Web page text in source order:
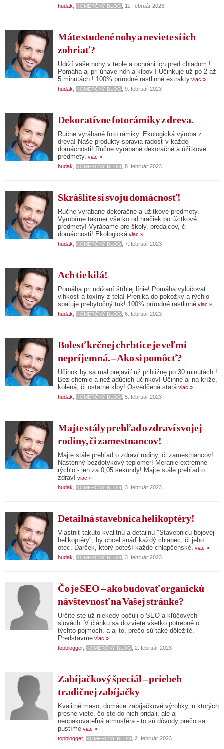
hudak
KOMERČNÝ BLOG , 11. február 2023
Máte studené nohy a neviete si ich
zohriať?
Udrží vaše nohy v teple a ochráni ich pred chladom !
Pomáha aj pri únave nôh a kĺbov ! Účinkuje už po 2 až
5 minutách ! 100% prírodné rastlinné extrakty viac »
hudak
KOMERČNÝ BLOG , 9. február 2023
Dekoratívne fotorámiky z dreva.
Ručne vyrábané foto rámiky. Ekologická výroba z
dreva! Naše produkty spravia radosť v každej
domácnosti! Ručne vyrábané dekoračné a úžitkové
predmety. viac »
hudak
KOMERČNÝ BLOG , 8. február 2023
Skrášlite si svoju domácnosť!
Ručne vyrábané dekoračné a úžitkové predmety.
Vyrobíme takmer všetko od hračiek po úžitkové
predmety! Vyrábame pre školy, predajcov, či
domácnosti! Ekologická viac »
hudak
KOMERČNÝ BLOG , 7. február 2023
Ach tie kilá!
Pomáha pri udržaní štíhlej línie! Pomáha vylučovať
vlhkosť a toxíny z tela! Preniká do pokožky a rýchlo
spaľuje prebytočný tuk! 100% prírodné rastlinné viac »
hudak
KOMERČNÝ BLOG , 6. február 2023
Bolesť krčnej chrbtice je veľmi
nepríjemná. – Ako si pomôcť?
Účinok by sa mal prejaviť už približne po 30 minutách !
Bez chémie a nežiadúcich účinkov! Účinné aj na kríže,
kolená, či ostatné kĺby! Osvedčená stará viac »
hudak
KOMERČNÝ BLOG , 5. február 2023
Majte stály prehľad o zdraví svojej
rodiny, či zamestnancov!
Majte stále prehľad o zdraví rodiny, či zamestnancov!
Nástenný bezdotykový teplomer! Meranie extrémne
rýchlo - len za 0,05 sekundy! Majte stále prehľad o
zdraví viac »
hudak
KOMERČNÝ BLOG , 3. február 2023
Detailná stavebnica helikoptéry!
Vlastniť takúto kvalitnú a detailnú "Stavebnicu bojovej
helikoptéry", by chcel snáď každý chlapec, či jeho
otec. Darček, ktorý poteší každé chlapčenské, viac »
hudak
KOMERČNÝ BLOG , 3. február 2023
Čo je SEO – ako budovať organickú
návštevnosť na Vašej stránke?
Určite ste už niekedy počuli o SEO a kľúčových
slovách. V článku sa dozviete všetko potrebné o
týchto pojmoch, a aj to, prečo sú také dôležité.
Predstavme viac »
topblogger, KOMERČNÝ BLOG , 2. február 2023
Zabíjačkový špeciál – priebeh
tradičnej zabíjačky
Kvalitné mäso, domáce zabíjačkové výrobky, u ktorých
presne viete, čo ste do nich pridali, ale aj
neopakovateľná atmosféra - to sú dôvody prečo sa
pustíme viac »
topblogger, KOMERČNÝ BLOG , 2. február 2023